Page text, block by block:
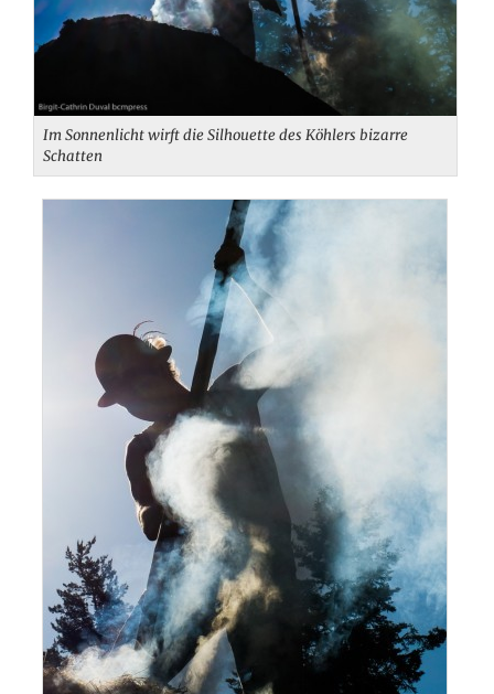
Im Sonnenlicht wirft die Silhouette des Köhlers bizarre
Schatten